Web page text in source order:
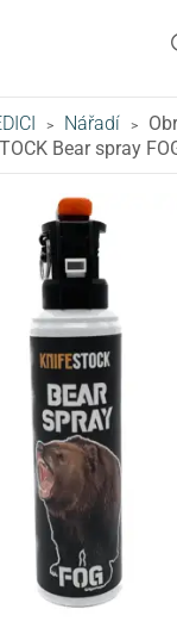
> Nářadí >
Bear spray